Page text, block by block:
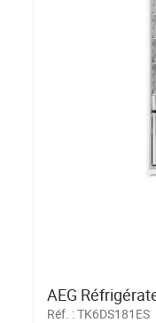
AEG
Réf. :TK6DS181ES